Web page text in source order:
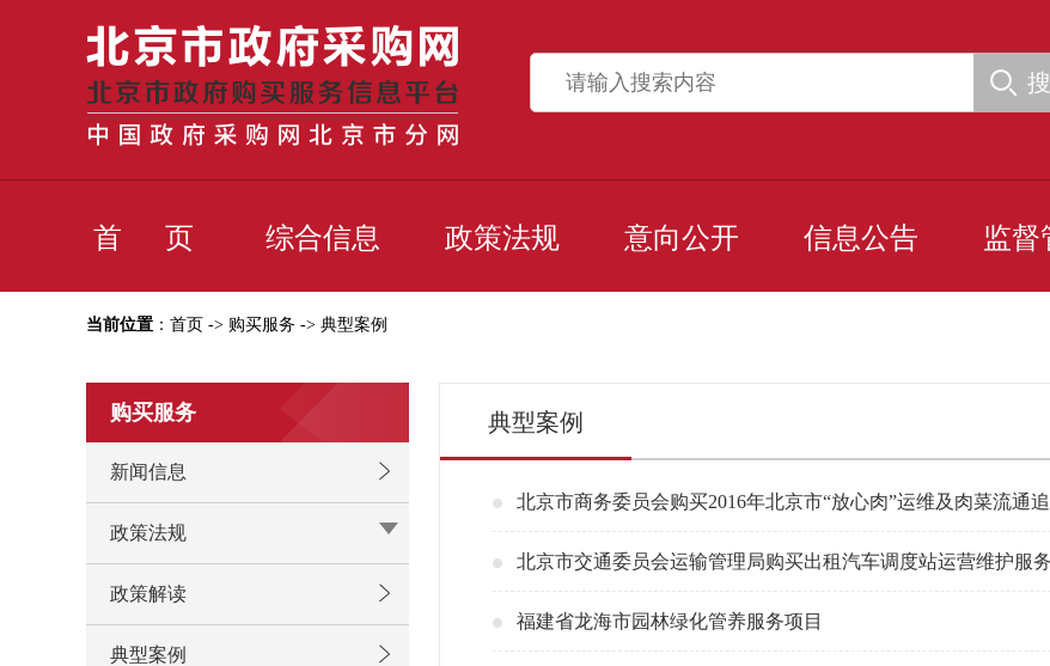
首 页 综合信息 政策法规 意向公开 信息公告 监督
当前位置 ：首页 -> 购买服务 -> 典型案例
购买服务
新闻信息
政策法规
政策解读
典型案例
典型案例
北京市商务委员会购买2016年北京市“放心肉”运维及肉菜流通
北京市交通委员会运输管理局购买出租汽车调度站运营维护服
福建省龙海市园林绿化管养服务项目